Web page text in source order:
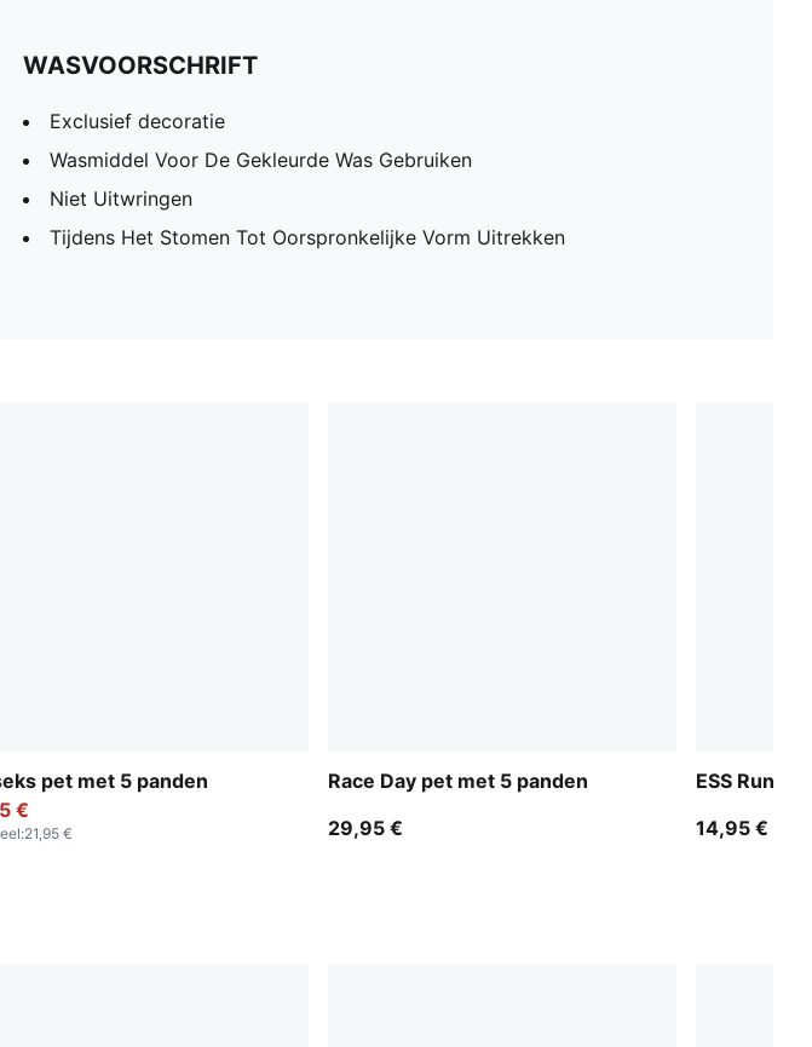
WASVOORSCHRIFT
Exclusief decoratie
Wasmiddel Voor De Gekleurde Was Gebruiken
Niet Uitwringen
Tijdens Het Stomen Tot Oorspronkelijke Vorm Uitrekken
pet met 5 panden
€
:21,95 €
Race Day pet met 5 panden
29,95 €
ESS
14,95 €